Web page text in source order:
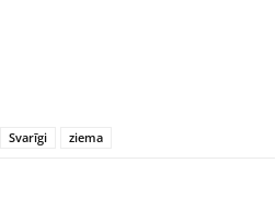
Svarīgi ziema